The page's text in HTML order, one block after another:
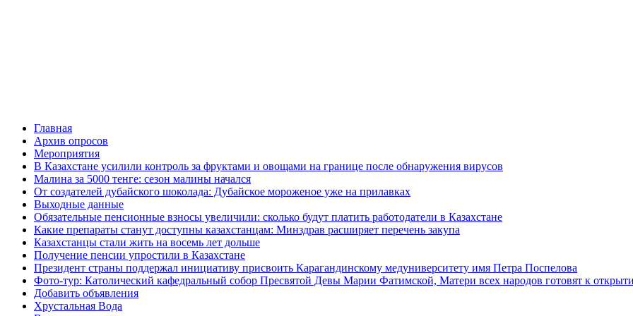
Главная
Архив опросов
Мероприятия
В Казахстане усилили контроль за фруктами и овощами на границе после обнаружения вирусов
Малина за 5000 тенге: сезон малины начался
От создателей дубайского шоколада: Дубайское мороженое уже на прилавках
Выходные данные
Обязательные пенсионные взносы увеличили: сколько будут платить работодатели в Казахстане
Какие препараты станут доступны казахстанцам: Минздрав расширяет перечень закупа
Казахстанцы стали жить на восемь лет дольше
Получение пенсии упростили в Казахстане
Президент страны поддержал инициативу присвоить Карагандинскому медуниверситету имя Петра Поспелова
Фото-тур: Католический кафедральный собор Пресвятой Девы Марии Фатимской, Матери всех народов готовят к
Добавить объявления
Хрустальная Вода